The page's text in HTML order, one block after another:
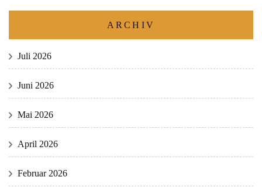
ARCHIV
Juli 2026
Juni 2026
Mai 2026
April 2026
Februar 2026